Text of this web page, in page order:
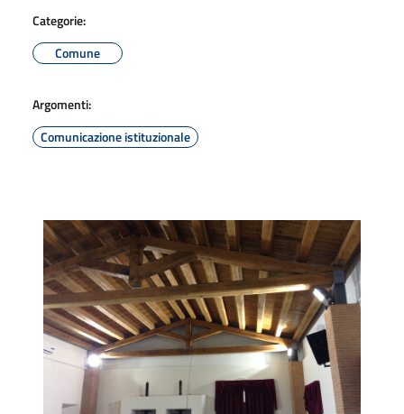
Categorie:
Comune
Argomenti:
Comunicazione istituzionale